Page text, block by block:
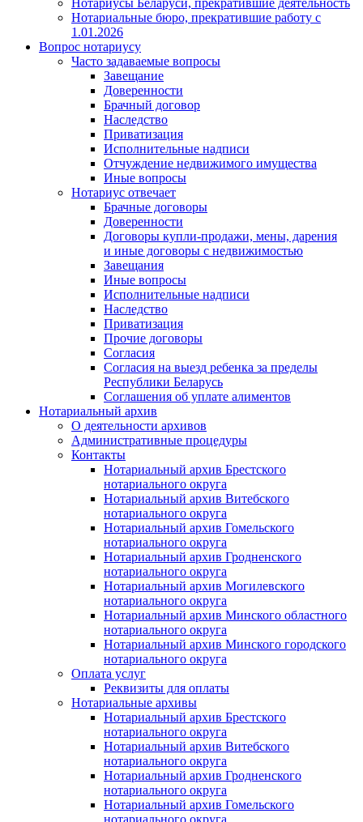
Нотариальные бюро, прекратившие работу с
1.01.2026
Вопрос нотариусу
Часто задаваемые вопросы
Завещание
Доверенности
Брачный договор
Наследство
Приватизация
Исполнительные надписи
Отчуждение недвижимого имущества
Иные вопросы
Нотариус отвечает
Брачные договоры
Доверенности
Договоры купли-продажи, мены, дарения
и иные договоры с недвижимостью
Завещания
Иные вопросы
Исполнительные надписи
Наследство
Приватизация
Прочие договоры
Согласия
Согласия на выезд ребенка за пределы
Республики Беларусь
Соглашения об уплате алиментов
Нотариальный архив
О деятельности архивов
Административные процедуры
Контакты
Нотариальный архив Брестского
нотариального округа
Нотариальный архив Витебского
нотариального округа
Нотариальный архив Гомельского
нотариального округа
Нотариальный архив Гродненского
нотариального округа
Нотариальный архив Могилевского
нотариального округа
Нотариальный архив Минского областного
нотариального округа
Нотариальный архив Минского городского
нотариального округа
Оплата услуг
Реквизиты для оплаты
Нотариальные архивы
Нотариальный архив Брестского
нотариального округа
Нотариальный архив Витебского
нотариального округа
Нотариальный архив Гродненского
нотариального округа
Нотариальный архив Гомельского
нотариального округа